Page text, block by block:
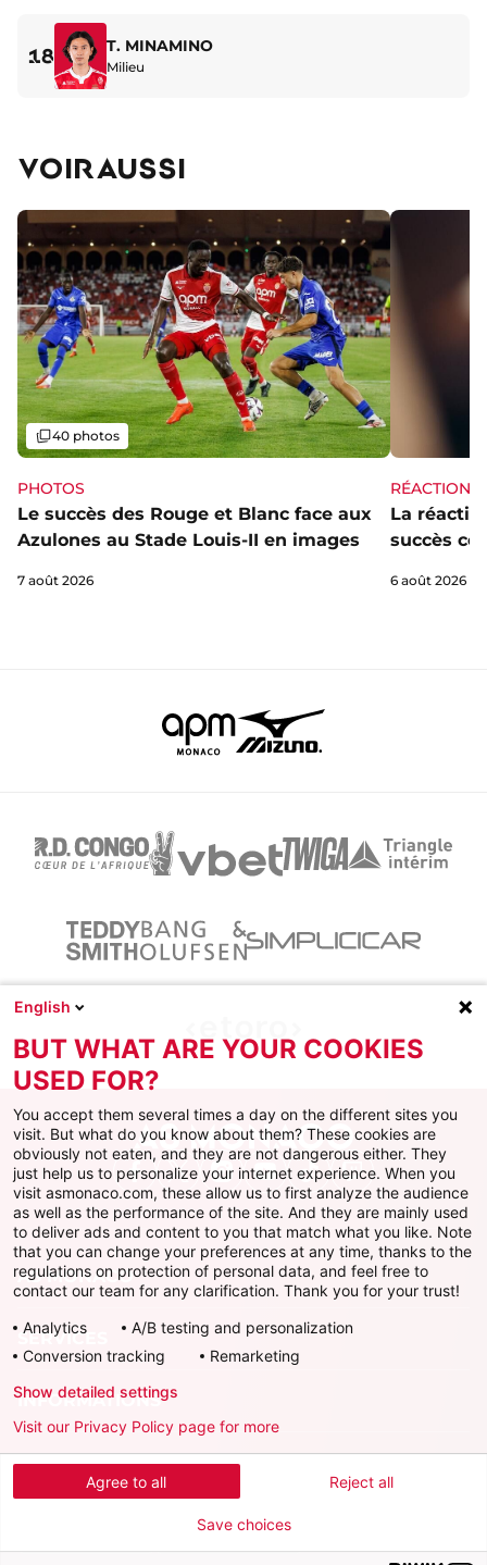
18 T. MINAMINO
Milieu
VOIR AUSSI
PHOTOS
Le succès des Rouge et Blanc face aux
Azulones au Stade Louis-II en images
Galerie
40 photos
7 août 2026
RÉACTIONS
La
succès
6 août 2026
Facebook
X Instagram
YoutubeTikTokTwitch
AS MONACO
SERVICES
INFORMATIONS
Télécharger l'AS Monaco App
English
BUT WHAT ARE YOUR COOKIES
USED FOR?
You accept them several times a day on the different sites you
visit. But what do you know about them? These cookies are
obviously not eaten, and they are not dangerous either. They
just help us to personalize your internet experience. When you
visit asmonaco.com, these allow us to first analyze the audience
as well as the performance of the site. And they are mainly used
to deliver ads and content to you that match what you like. Note
that you can change your preferences at any time, thanks to the
regulations on protection of personal data, and feel free to
contact our team for any clarification. Thank you for your trust!
Analytics
A/B testing and personalization
Conversion tracking
Remarketing
Agree to all Reject all
Show detailed settings
Visit our Privacy Policy page for more
Save choices